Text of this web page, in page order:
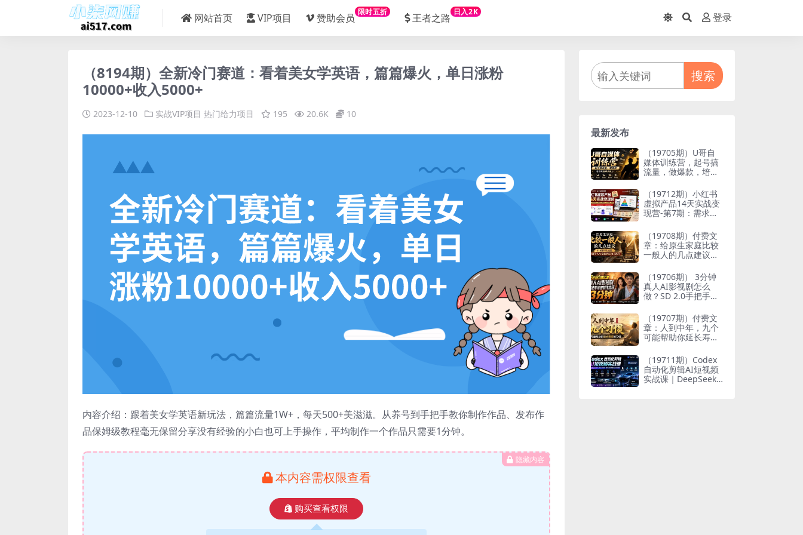
网站首页 VIP项目 赞助会员 限时五折 王者之路 日入2K
登录
（8194期）全新冷门赛道：看着美女学英语，篇篇爆火，单日涨粉
10000+收入5000+
2023-12-10 实战VIP项目 热门给力项目 195 20.6K 10
内容介绍：跟着美女学英语新玩法，篇篇流量1W+，每天500+美滋滋。从养号到手把手教你制作作品、发布作
品保姆级教程毫无保留分享没有经验的小白也可上手操作，平均制作一个作品只需要1分钟。
隐藏内容
本内容需权限查看
购买查看权限
搜索
最新发布
（19705期）U哥自
媒体训练营，起号搞
流量，做爆款，培养
（19712期）小红书
虚拟产品14天实战变
现营-第7期：需求挖
品矩阵×内容笔记×一
人公司进阶×全链路
（19708期）付费文
章：给原生家庭比较
一般人的几点建议，
个人与家族代际向上
跃升
（19706期） 3分钟
真人AI影视剧怎么
做？SD 2.0手把手完
eld 14天SD 2.0/2.5
无限生成
（19707期）付费文
章：人到中年，九个
可能帮助你延长寿命
（19711期）Codex
自动化剪辑AI短视频
实战课｜DeepSeek